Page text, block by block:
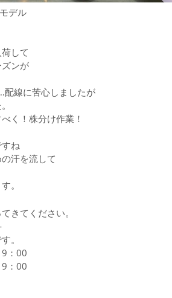
デル
して
ンが
配線に苦心しましたが
く！株分け作業！
ね
汗を流して
。
きてください。
。
00
：00